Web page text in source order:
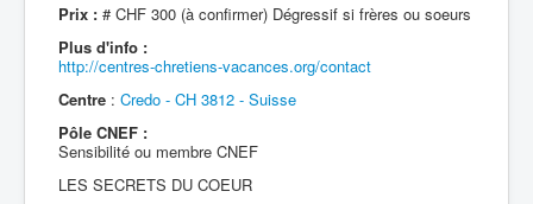
Prix : # CHF 300 (à confirmer) Dégressif si frères ou soeurs
Plus d'info :
http://centres-chretiens-vacances.org/contact
Centre : Credo - CH 3812 - Suisse
Pôle CNEF :
Sensibilité ou membre CNEF
LES SECRETS DU COEUR